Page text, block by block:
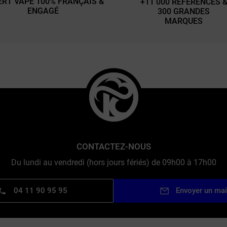
ENGAGÉ
300 GRANDES
MARQUES
CONTACTEZ-NOUS
Du lundi au vendredi (hors jours fériés) de 09h00 à 17h00
04 11 90 95 95 Envoyer un mail